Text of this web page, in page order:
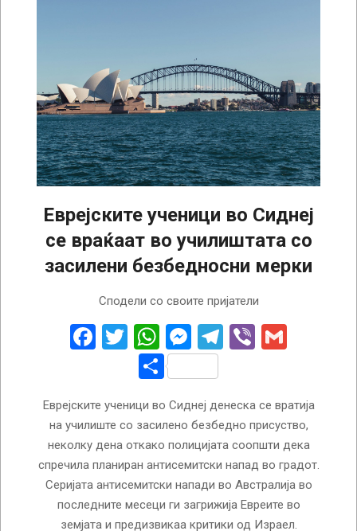
Еврејските ученици во Сиднеј
се враќаат во училиштата со
засилени безбедносни мерки
Сподели со своите пријатели
Facebook
Twitter
WhatsApp
Messenger
Telegram
Viber
Share
Еврејските ученици во Сиднеј денеска се вратија
на училиште со засилено безбедно присуство,
неколку дена откако полицијата соопшти дека
спречила планиран антисемитски напад во градот.
Серијата антисемитски напади во Австралија во
последните месеци ги загрижија Евреите во
земјата и предизвикаа критики од Израел.